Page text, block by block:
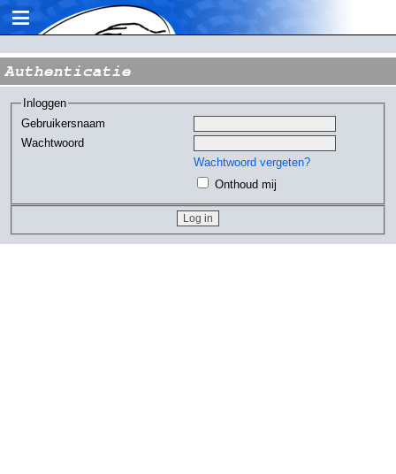
≡
Authenticatie
Inloggen
Gebruikersnaam
Wachtwoord
Wachtwoord vergeten?
Onthoud mij